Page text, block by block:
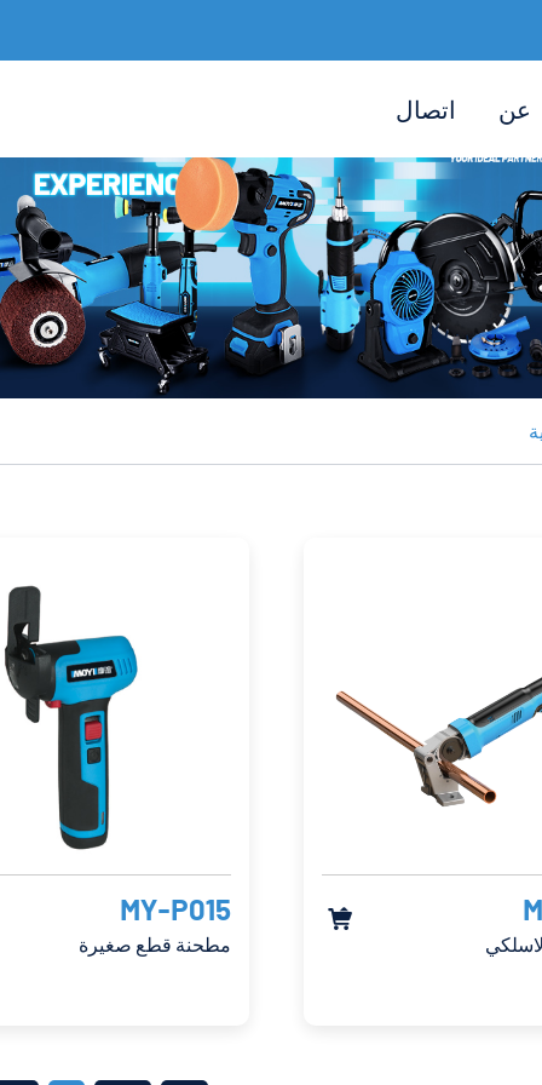
عن اتصال

MY-P015
مطحنة قطع صغيرة